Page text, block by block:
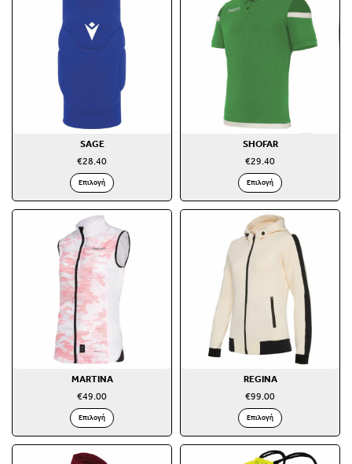
SAGE
€28.40
Επιλογή
SHOFAR
€29.40
Επιλογή
MARTINA
€49.00
Επιλογή
REGINA
€99.00
Επιλογή